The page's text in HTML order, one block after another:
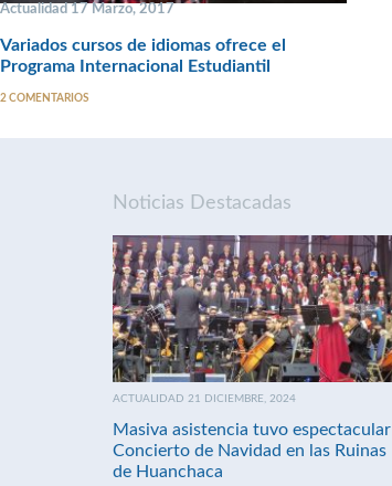
Actualidad 17 Marzo, 2017
Variados cursos de idiomas ofrece el
Programa Internacional Estudiantil
2 COMENTARIOS
Noticias Destacadas
ACTUALIDAD 21 DICIEMBRE, 2024
Masiva asistencia tuvo espectacular
Concierto de Navidad en las Ruinas
de Huanchaca